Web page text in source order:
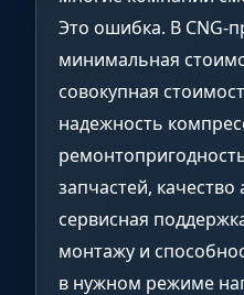
Это ошибка. В CNG-
минимальная
совокупная
надежность
запчастей, качество
сервисная
монтажу и
в нужном режиме